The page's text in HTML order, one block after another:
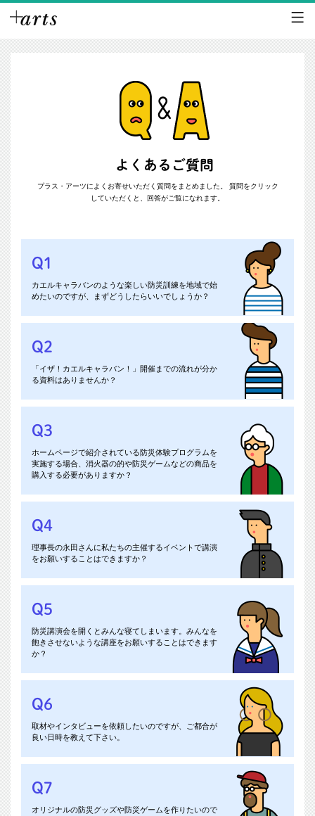
よくあるご質問
プラス・アーツによくお寄せいただく質問をまとめました。
質問をクリック
していただくと、回答がご覧になれます。
Q1
カエルキャラバンのような楽しい防災訓練を地域で始
めたいのですが、まずどうしたらいいでしょうか？
A1
まずは日程やある程度の規模など分かる範囲で構いませんの
多くの防災訓練を運営した経験のあるスタッフが研修会を行
っていますので、是非一度ご相談ください。
Q2
「イザ！カエルキャラバン！」開催までの流れが分か
る資料はありませんか？
A2
イザ！カエルキャラバン！ホームページの「開催までの流
れ」をご覧ください。
Q3
ホームページで紹介されている防災体験プログラムを
実施する場合、消火器の的や防災ゲームなどの商品を
購入する必要がありますか？
A3
プログラムによってはレンタルすることが可能であったり、
また手作りなどの方法もありますのでお気軽にご相談くださ
い。
Q4
理事長の永田さんに私たちの主催するイベントで講演
をお願いすることはできますか？
A4
スケジュールや講演内容の確認が必要になりますので、コン
タクトフォームよりお問い合わせください。
Q5
防災講演会を開くとみんな寝てしまいます。みんなを
飽きさせないような講座をお願いすることはできます
か？
A5
る「地震ITSUMO講座
プログラムで順位を競う「親子サバイバル教室」という企画
も可能です。対象、内容、講座予定日などがおわかりでした
ら、
Q6
取材やインタビューを依頼したいのですが、ご都合が
良い日時を教えて下さい。
A6
まずは、コンタクトフォームより取材内容をお知らせくださ
い。
Q7
オリジナルの防災グッズや防災ゲームを作りたいので
A7
能です。どのようなオリジナルグッズを希望されているの